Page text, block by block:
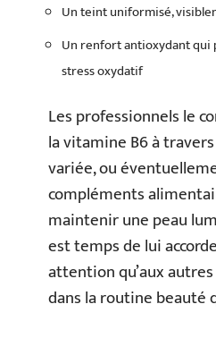
Un teint uniformisé,
Un renfort antioxydant qui
stress oxydatif
Les professionnels le
la vitamine B6 à
variée, ou
compléments
maintenir une peau
est temps de lui
attention qu’aux
dans la routine beauté